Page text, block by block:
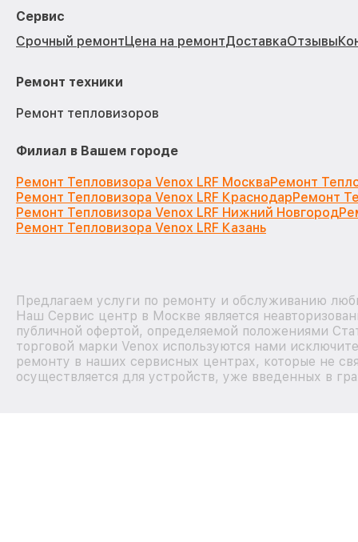
Сервис
Срочный ремонтЦена на ремонтДоставкаОтзывы
Ремонт техники
Ремонт тепловизоров
Филиал в Вашем городе
Ремонт Тепловизора Venox LRF МоскваРемонт
Ремонт Тепловизора Venox LRF КраснодарРемонт
Ремонт Тепловизора Venox LRF Нижний Новгород
Ремонт Тепловизора Venox LRF Казань
Предлагаем услуги по ремонту и обслуживанию
Наш Сервис центр в Москве является
публичной офертой, определяемой положениями
торговой марки Venox используются нами
ремонту в наших сервисных центрах, которые не
осуществляется для устройств, уже введенных в